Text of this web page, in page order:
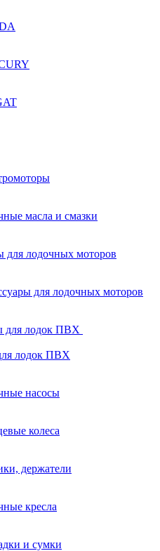
масла и смазки
для лодочных моторов
для лодочных моторов
для лодок ПВХ
лодок ПВХ
насосы
колеса
держатели
кресла
и сумки